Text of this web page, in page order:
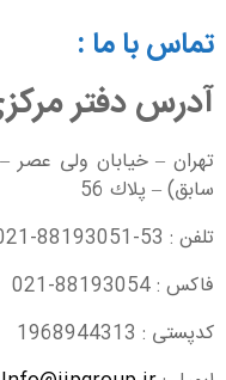
تماس با ما :
آدرس دفتر
تهران – خيابان ولی عصر –
سابق) – پلاك 56
تلفن : 53-88193051-021
فاكس : 88193054-021
کدپستی : 1968944313